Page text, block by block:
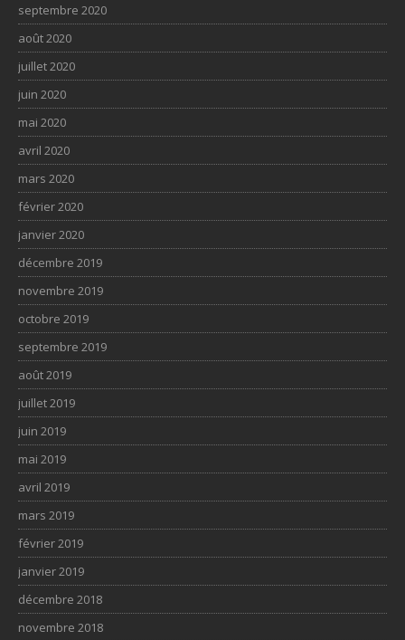
septembre 2020
août 2020
juillet 2020
juin 2020
mai 2020
avril 2020
mars 2020
février 2020
janvier 2020
décembre 2019
novembre 2019
octobre 2019
septembre 2019
août 2019
juillet 2019
juin 2019
mai 2019
avril 2019
mars 2019
février 2019
janvier 2019
décembre 2018
novembre 2018